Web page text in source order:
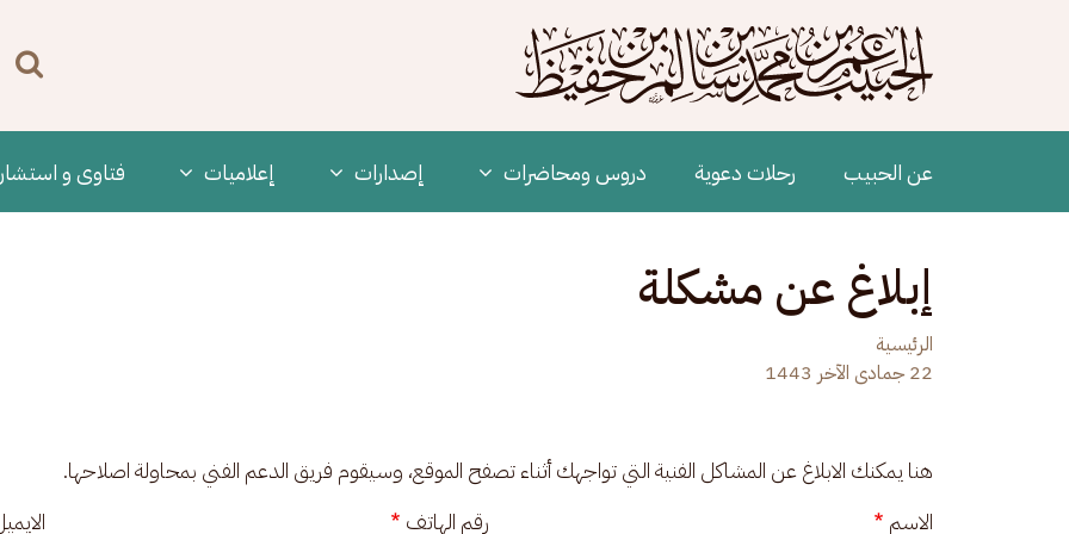
Main navigation
عن الحبيب رحلات دعوية دروس ومحاضرات ‫إصدارات إعلاميات فتاوى و
إبلاغ عن مشكلة
الرئيسية
22 جمادى الآخر 1443
هنا يمكنك الابلاغ عن المشاكل الفنية التي تواجهك أثناء تصفح الموقع، وسيقوم فريق الدعم الفني بمحاولة اصلاحها.
الاسم
رقم الهاتف